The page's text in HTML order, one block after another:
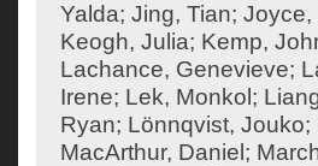
Yalda; Jing, Tian; Joyce,
Keogh, Julia; Kemp,
Lachance, Genevieve;
Irene; Lek, Monkol ;
Ryan; Lönnqvist, Jouko;
MacArthur, Daniel ;